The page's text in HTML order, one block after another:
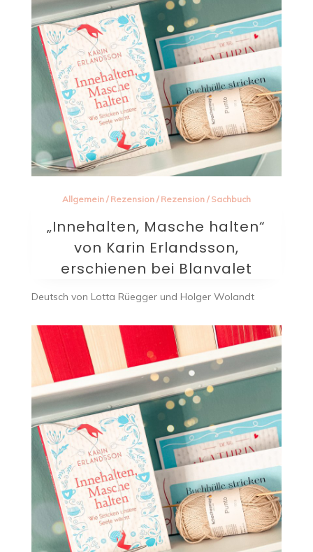
Allgemein/ Rezension/ Rezension/ Sachbuch
„Innehalten, Masche halten“
von Karin Erlandsson,
erschienen bei Blanvalet
Deutsch von Lotta Rüegger und Holger Wolandt